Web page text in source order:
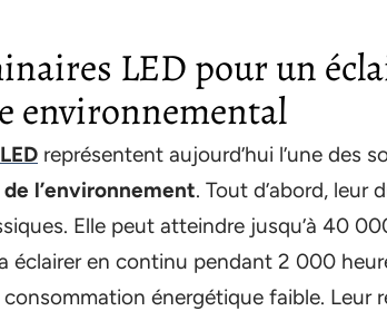
LED pour un
environnemental
représentent aujourd’hui l’une des
l’environnement. Tout d’abord, leur
Elle peut atteindre jusqu’à 40
éclairer en continu pendant 2 000
énergétique faible.